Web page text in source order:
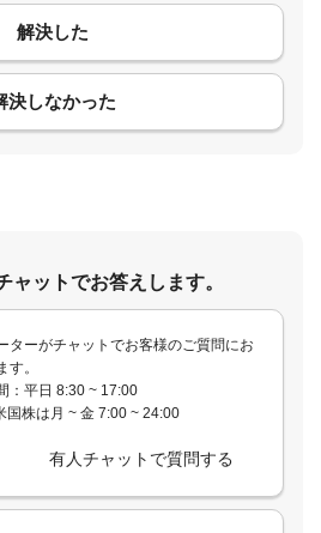
解決した
決しなかった
コメント
ャットでお答えします。
ターがチャットでお客様のご質問にお
す。
：平日 8:30 ~ 17:00
国株は月 ~ 金 7:00 ~ 24:00
有人チャットで質問する